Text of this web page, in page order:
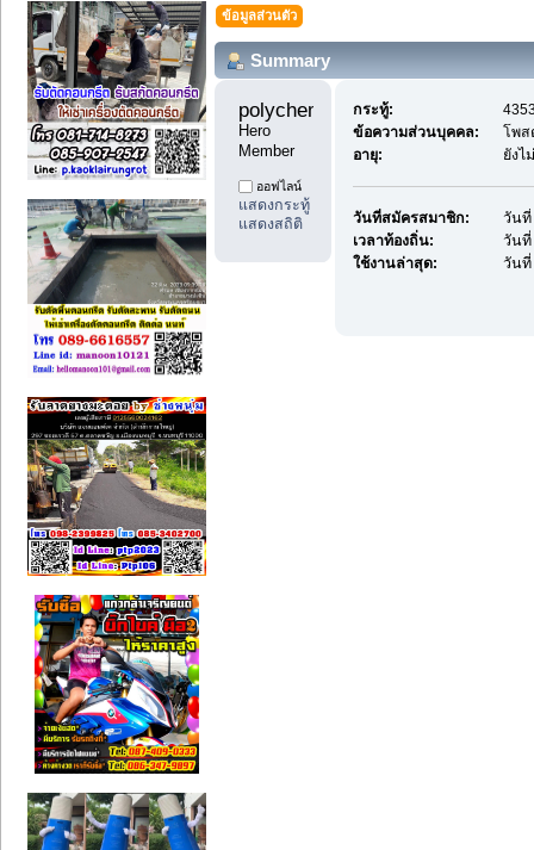
ข้อมูลส่วนตัว
Summary
polychemicals8
Hero
Member
ออฟไลน์
แสดงกระทู้
แสดงสถิติ
กระทู้:
ข้อความส่วนบุคคล:
โพ
อายุ:
ยังไ
วันที่สมัครสมาชิก:
วันที่
เวลาท้องถิ่น:
วันที่
ใช้งานล่าสุด:
วันที่